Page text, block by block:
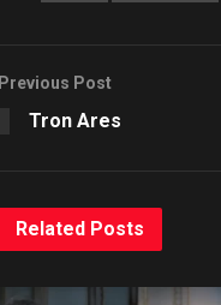
Previous Post
Tron Ares
Related Posts